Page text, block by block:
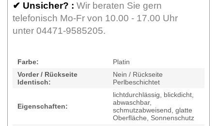
✔ Unsicher? : Wir beraten Sie gern
telefonisch Mo-Fr von 10.00 - 17.00 Uhr
unter 04471-9585205.
Farbe:
Platin
Vorder / Rückseite
Identisch:
Nein / Rückseite
Perlbeschichtet
Eigenschaften:
lichtdurchlässig, blickdicht,
abwaschbar,
schmutzabweisend, glatte
Oberfläche, Sonnenschutz